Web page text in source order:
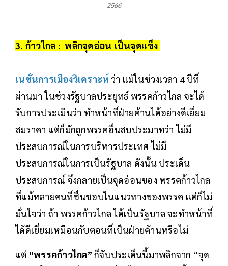
2566
3. ก้าวไกล : พลิกจุดอ่อน เป็นจุดแข็ง
เนชั่นการเมืองวิเคราะห์ ว่า แม้ในช่วงเวลา 4 ปีที่
ผ่านมา ในช่วงรัฐบาลประยุทธ์ พรรคก้าวไกล จะได้
รับการประเมินว่า ทำหน้าที่ฝ่ายค้านได้อย่างดีเยี่ยม
สมราคา แต่ก็มักถูกพรรคอื่นสบประมาทว่า ไม่มี
ประสบการณ์ในการบริหารประเทศ ไม่มี
ประสบการณ์ในการเป็นรัฐบาล ดังนั้น ประเด็น
ประสบการณ์ จึงกลายเป็นจุดอ่อนของ พรรคก้าวไกล
ที่แม้หลายคนที่ชื่นชอบในแนวทางของพรรค แต่ก็ไม่
มั่นใจว่า ถ้า พรรคก้าวไกล ได้เป็นรัฐบาล จะทำหน้าที่
ได้ดีเยี่ยมเหมือนกับตอนที่เป็นฝ่ายค้านหรือไม่
แต่ “พรรคก้าวไกล” ก็จับประเด็นนี้มาพลิกจาก “จุด